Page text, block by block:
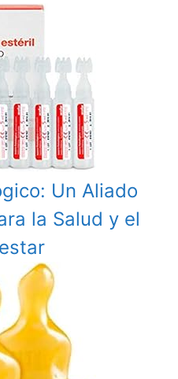
Un Aliado
la Salud y el